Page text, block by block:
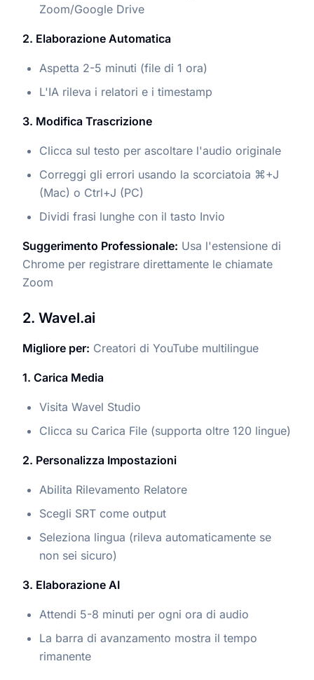
Zoom/Google Drive
2. Elaborazione Automatica
Aspetta 2-5 minuti (file di 1 ora)
L'IA rileva i relatori e i timestamp
3. Modifica Trascrizione
Clicca sul testo per ascoltare l'audio originale
Correggi gli errori usando la scorciatoia ⌘+J
(Mac) o Ctrl+J (PC)
Dividi frasi lunghe con il tasto Invio
Suggerimento Professionale: Usa l'estensione di
Chrome per registrare direttamente le chiamate
Zoom
2. Wavel.ai
Migliore per: Creatori di YouTube multilingue
1. Carica Media
Visita Wavel Studio
Clicca su Carica File (supporta oltre 120 lingue)
2. Personalizza Impostazioni
Abilita Rilevamento Relatore
Scegli SRT come output
Seleziona lingua (rileva automaticamente se
non sei sicuro)
3. Elaborazione AI
Attendi 5-8 minuti per ogni ora di audio
La barra di avanzamento mostra il tempo
rimanente